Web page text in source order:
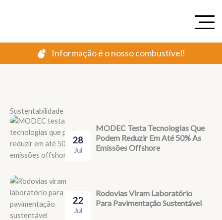
Informação é o nosso combustível!
Sustentabilidade
28
Jul
MODEC Testa Tecnologias Que
Podem Reduzir Em Até 50% As
Emissões Offshore
22
Jul
Rodovias Viram Laboratório
Para Pavimentação Sustentável